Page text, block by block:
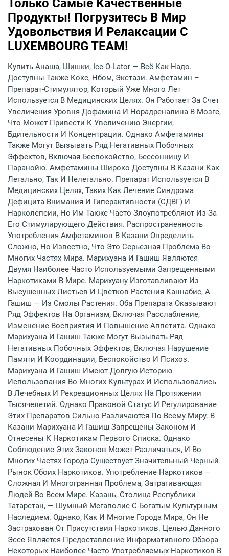
Продукты! Погрузитесь В Мир
Удовольствия И Релаксации С
LUXEMBOURG TEAM!
Купить Анаша, Шишки, Ice-O-Lator — Всё Как Надо.
Доступны Также Кокс, Нбом, Экстази. Амфетамин –
Препарат-Стимулятор, Который Уже Много Лет
Используется В Медицинских Целях. Он Работает За Счет
Увеличения Уровня Дофамина И Норадреналина В Мозге,
Что Может Привести К Увеличению Энергии,
Бдительности И Концентрации. Однако Амфетамины
Также Могут Вызывать Ряд Негативных Побочных
Эффектов, Включая Беспокойство, Бессонницу И
Паранойю. Амфетамины Широко Доступны В Казани Как
Легально, Так И Нелегально. Препарат Используется В
Медицинских Целях, Таких Как Лечение Синдрома
Дефицита Внимания И Гиперактивности (СДВГ) И
Нарколепсии, Но Им Также Часто Злоупотребляют Из-За
Его Стимулирующего Действия. Распространенность
Употребления Амфетаминов В Казани Определить
Сложно, Но Известно, Что Это Серьезная Проблема Во
Многих Частях Мира. Марихуана И Гашиш Являются
Двумя Наиболее Часто Используемыми Запрещенными
Наркотиками В Мире. Марихуану Изготавливают Из
Высушенных Листьев И Цветков Растения Каннабис, А
Гашиш — Из Смолы Растения. Оба Препарата Оказывают
Ряд Эффектов На Организм, Включая Расслабление,
Изменение Восприятия И Повышение Аппетита. Однако
Марихуана И Гашиш Также Могут Вызывать Ряд
Негативных Побочных Эффектов, Включая Нарушение
Памяти И Координации, Беспокойство И Психоз.
Марихуана И Гашиш Имеют Долгую Историю
Использования Во Многих Культурах И Использовались
В Лечебных И Рекреационных Целях На Протяжении
Тысячелетий. Однако Правовой Статус И Регулирование
Этих Препаратов Сильно Различаются По Всему Миру. В
Казани Марихуана И Гашиш Запрещены Законом И
Отнесены К Наркотикам Первого Списка. Однако
Соблюдение Этих Законов Может Различаться, И Во
Многих Частях Города Существует Значительный Черный
Рынок Обоих Наркотиков. Употребление Наркотиков –
Сложная И Многогранная Проблема, Затрагивающая
Людей Во Всем Мире. Казань, Столица Республики
Татарстан, — Шумный Мегаполис С Богатым Культурным
Наследием. Однако, Как И Многие Города Мира, Он Не
Застрахован От Присутствия Наркотиков. Целью Данного
Эссе Является Предоставление Информативного Обзора
Некоторых Наиболее Часто Употребляемых Наркотиков В